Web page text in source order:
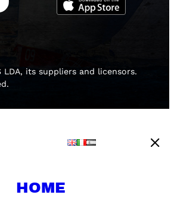
LDA, its suppliers and licensors.
HOME